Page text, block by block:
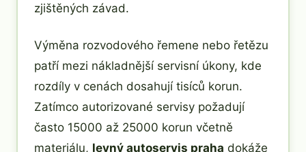
zjištěných závad.
Výměna rozvodového řemene nebo řetězu
patří mezi nákladnější servisní úkony, kde
rozdíly v cenách dosahují tisíců korun.
Zatímco autorizované servisy požadují
často 15000 až 25000 korun včetně
materiálu, levný autoservis praha dokáže